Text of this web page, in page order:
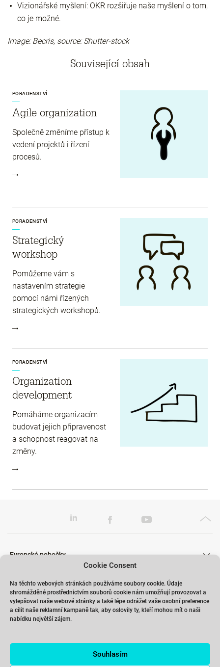
Cookie Consent
Na těchto webových stránkách používáme soubory cookie. Údaje
shromážděné prostřednictvím souborů cookie nám umožňují provozovat a
vylepšovat naše webové stránky a také lépe odrážet vaše osobní preference
a cílit naše reklamní kampaně tak, aby oslovily ty, kteří mohou mít o naši
nabídku největší zájem.
Souhlasím
Vizionářské myšlení: OKR rozšiřuje naše myšlení o tom,
co je možné.
Image: Becris, source: Shutter-stock
Související obsah
PORADENSTVÍ
Agile organization
Společně změníme přístup k
vedení projektů i řízení
procesů.
PORADENSTVÍ
Strategický
workshop
Pomůžeme vám s
nastavením strategie
pomocí námi řízených
strategických workshopů.
PORADENSTVÍ
Organization
development
Pomáháme organizacím
budovat jejich připravenost
a schopnost reagovat na
změny.
Evropské pobočky
Školení